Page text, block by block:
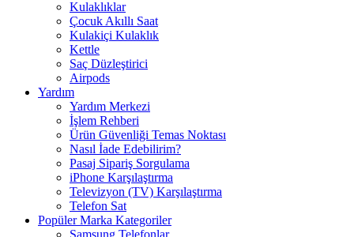
Kulaklıklar
Çocuk Akıllı Saat
Kulakiçi Kulaklık
Kettle
Saç Düzleştirici
Airpods
Yardım
Yardım Merkezi
İşlem Rehberi
Ürün Güvenliği Temas Noktası
Nasıl İade Edebilirim?
Pasaj Sipariş Sorgulama
iPhone Karşılaştırma
Televizyon (TV) Karşılaştırma
Telefon Sat
Popüler Marka Kategoriler